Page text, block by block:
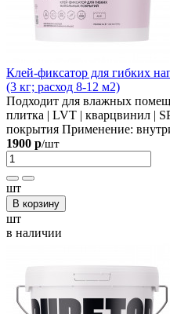
Клей-фиксатор для гибких
(3 кг; расход 8-12 м2)
Подходит для влажных
плитка | LVT | кварцвинил |
покрытия Применение:
1900 р/шт
шт
В корзину
шт
в наличии